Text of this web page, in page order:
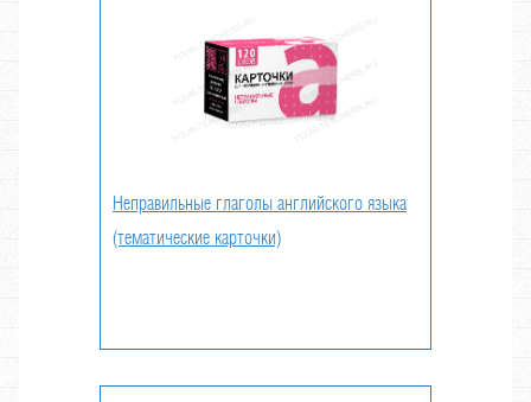
Неправильные глаголы английского языка
(тематические карточки)